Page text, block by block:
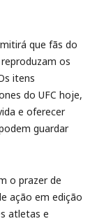
que fãs do
os
itens
do UFC hoje,
e oferecer
guardar
o prazer de
ação em edição
atletas e